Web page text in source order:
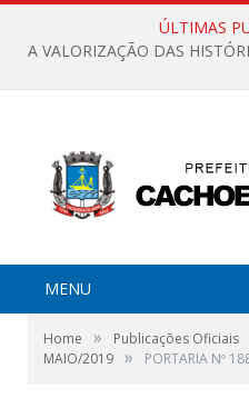
ÚLTIMAS
MENU
Home » Publicações Oficiais
MAIO/2019 » PORTARIA Nº